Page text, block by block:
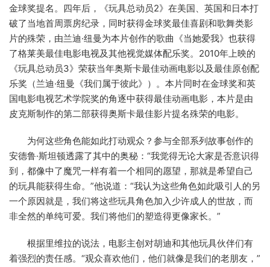
金球奖提名。四年后，《玩具总动员2》在美国、英国和日本打
破了当地首周票房纪录，同时获得金球奖最佳喜剧和歌舞类影
片的殊荣，由兰迪·纽曼为本片创作的歌曲《当她爱我》也获得
了格莱美最佳电影电视及其他视觉媒体配乐奖。2010年上映的
《玩具总动员3》荣获当年奥斯卡最佳动画电影以及最佳原创配
乐奖（兰迪·纽曼《我们属于彼此》）。本片同时在金球奖和英
国电影电视艺术学院奖的角逐中获得最佳动画电影，本片是由
皮克斯制作的第二部获得奥斯卡最佳影片提名殊荣的电影。
为何这些角色能如此打动观众？参与全部系列故事创作的
安德鲁·斯坦顿透露了其中的奥秘：“我觉得无论大家是否意识得
到，都像中了魔咒一样有着一个相同的愿望，那就是希望自己
的玩具能获得生命。”他说道：“我认为这些角色如此吸引人的另
一个原因就是，我们将这些玩具角色加入少许成人的世故，而
非全然的单纯可爱。我们将他们的塑造得更像家长。”
根据里维拉的说法，电影主创对胡迪和其他玩具伙伴们有
着强烈的责任感。“观众喜欢他们，他们就像是我们的老朋友，”